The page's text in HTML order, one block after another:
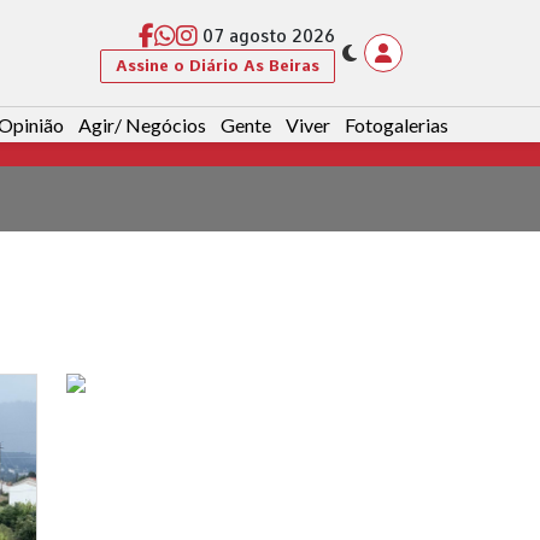
07 agosto 2026
Assine o Diário As Beiras
Agir/ Negócios Gente Viver Fotogalerias